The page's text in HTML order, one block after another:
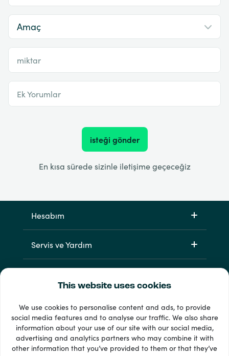
This website uses cookies
We use cookies to personalise content and ads, to provide
social media features and to analyse our traffic. We also share
information about your use of our site with our social media,
advertising and analytics partners who may combine it with
other information that you’ve provided to them or that they’ve
miktar
Ek Yorumlar
isteği gönder
En kısa sürede sizinle iletişime geçeceğiz
Hesabım
Servis ve Yardım